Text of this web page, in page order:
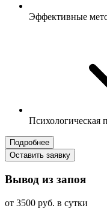
Эффективные
Психологическая
Подробнее
Оставить заявку
Вывод из запоя
от 3500 руб. в сутки